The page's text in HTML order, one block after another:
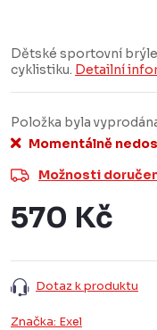
Dětské sportovní brýle
cyklistiku. Detailní
Položka byla
Momentálně
Možnosti
570 Kč
Dotaz k produktu
Značka: Exel